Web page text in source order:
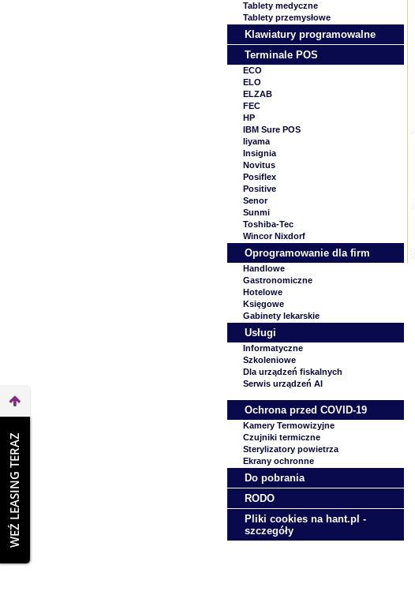
Tablety medyczne
Tablety przemysłowe
Klawiatury programowalne
Terminale POS
ECO
ELO
ELZAB
FEC
HP
IBM Sure POS
Iiyama
Insignia
Novitus
Posiflex
Positive
Senor
Sunmi
Toshiba-Tec
Wincor Nixdorf
Oprogramowanie dla firm
Handlowe
Gastronomiczne
Hotelowe
Księgowe
Gabinety lekarskie
Usługi
Informatyczne
Szkoleniowe
Dla urządzeń fiskalnych
Serwis urządzeń AI
Ochrona przed COVID-19
Kamery Termowizyjne
Czujniki termiczne
Sterylizatory powietrza
Ekrany ochronne
Do pobrania
RODO
Pliki cookies na hant.pl -
szczegóły
WEŹ LEASING TERAZ